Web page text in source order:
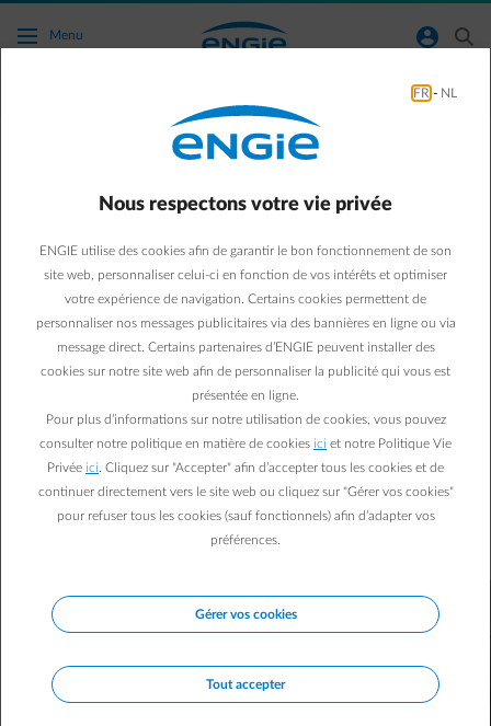
Accéder au contenu principal
Menu normal-account-circle search
Conseils énergie
Quelle ampoule LED
installer dans quelle pièce
Avoir la bonne ampoule LED dans la bonne pièce, bref
choisir la température de couleur (lumière blanche, chaude,
neutre ou froide) adaptée à l’atmosphère et à l’intensité
lumineuse qui doit y régner n’est pas toujours simple.
FR - NL
Nous respectons votre vie privée
ENGIE utilise des cookies afin de garantir le bon fonctionnement de son
site web, personnaliser celui-ci en fonction de vos intérêts et optimiser
votre expérience de navigation. Certains cookies permettent de
personnaliser nos messages publicitaires via des bannières en ligne ou via
message direct. Certains partenaires d’ENGIE peuvent installer des
cookies sur notre site web afin de personnaliser la publicité qui vous est
présentée en ligne.
Pour plus d’informations sur notre utilisation de cookies, vous pouvez
consulter notre politique en matière de cookies ici et notre Politique Vie
Privée ici . Cliquez sur "Accepter" afin d’accepter tous les cookies et de
continuer directement vers le site web ou cliquez sur "Gérer vos cookies"
pour refuser tous les cookies (sauf fonctionnels) afin d’adapter vos
préférences.
Gérer vos cookies
Tout accepter